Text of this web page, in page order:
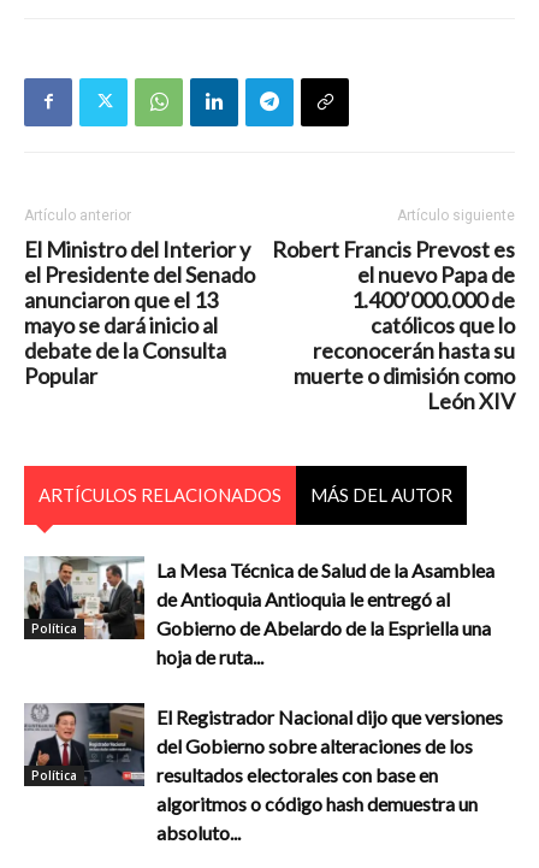
Artículo anterior
El Ministro del Interior y
el Presidente del Senado
anunciaron que el 13
mayo se dará inicio al
debate de la Consulta
Popular
Artículo siguiente
Robert Francis Prevost es
el nuevo Papa de
1.400’000.000 de
católicos que lo
reconocerán hasta su
muerte o dimisión como
León XIV
ARTÍCULOS RELACIONADOS MÁS DEL AUTOR
Política
La Mesa Técnica de Salud de la Asamblea
de Antioquia Antioquia le entregó al
Gobierno de Abelardo de la Espriella una
hoja de ruta...
Política
El Registrador Nacional dijo que versiones
del Gobierno sobre alteraciones de los
resultados electorales con base en
algoritmos o código hash demuestra un
absoluto...